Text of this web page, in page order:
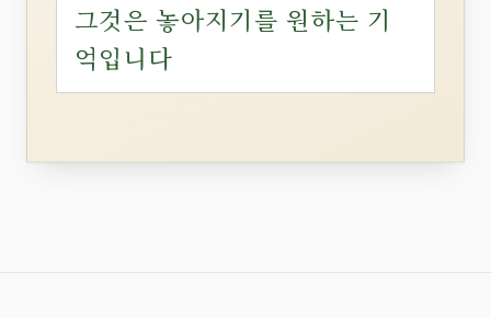
그것은 놓아지기를 원하는 기
억입니다